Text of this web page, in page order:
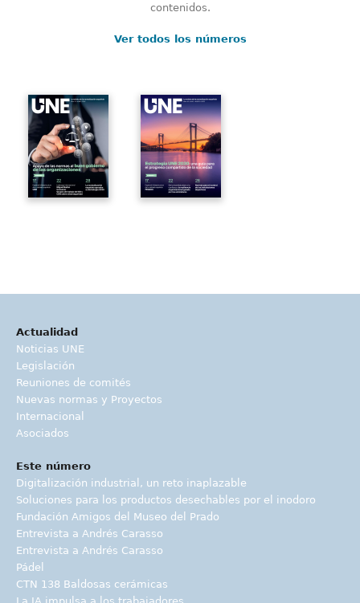
contenidos.
Ver todos los números
Actualidad
Noticias UNE
Legislación
Reuniones de comités
Nuevas normas y Proyectos
Internacional
Asociados
Este número
Digitalización industrial, un reto inaplazable
Soluciones para los productos desechables por el inodoro
Fundación Amigos del Museo del Prado
Entrevista a Andrés Carasso
Entrevista a Andrés Carasso
Pádel
CTN 138 Baldosas cerámicas